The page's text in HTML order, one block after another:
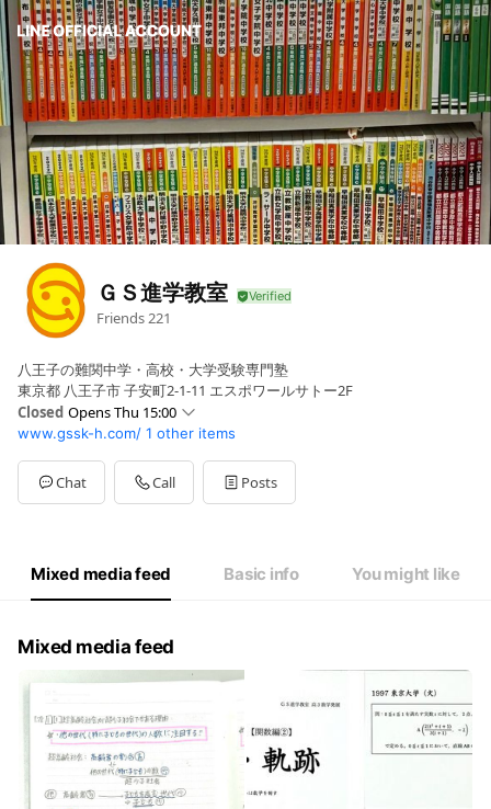
ＧＳ進学教室
Friends221
八王子の難関中学・高校・大学受験専門塾
東京都 八王子市 子安町2-1-11 エスポワールサトー2F
Closed Opens Thu 15:00
SunClosed
Mon15:00 - 19:00
Tue15:00 - 19:00
Wed15:00 - 19:00
13:00 - 19:00
祝日はお休み
www.gssk-h.com/ 1 other items
Chat Call Posts
Mixed media feed Basic info You might like
Mixed media feed